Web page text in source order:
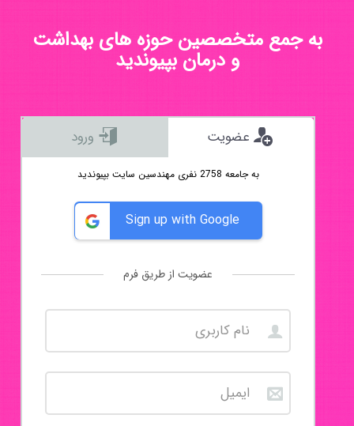
به جمع متخصصین حوزه های بهداشت
و درمان بپیوندید
به جامعه 2758 نفری مهندسین سایت بپیوندید
Sign up with Google
عضویت از طریق فرم